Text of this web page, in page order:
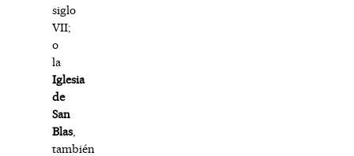
siglo
VII;
o
la
Iglesia
de
San
Blas
también